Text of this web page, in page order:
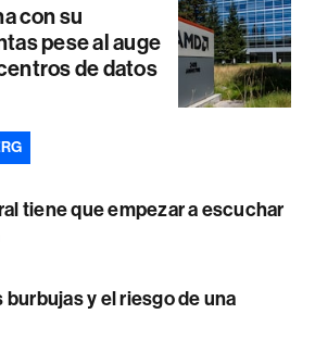
con su
pese al auge
de datos
tiene que empezar a escuchar
burbujas y el riesgo de una